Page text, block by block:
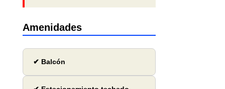
Amenidades
✔ Balcón